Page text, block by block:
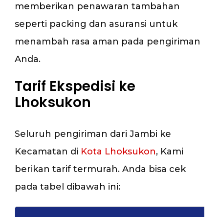
memberikan penawaran tambahan
seperti packing dan asuransi untuk
menambah rasa aman pada pengiriman
Anda.
Tarif Ekspedisi ke
Lhoksukon
Seluruh pengiriman dari Jambi ke
Kecamatan di Kota Lhoksukon, Kami
berikan tarif termurah. Anda bisa cek
pada tabel dibawah ini: